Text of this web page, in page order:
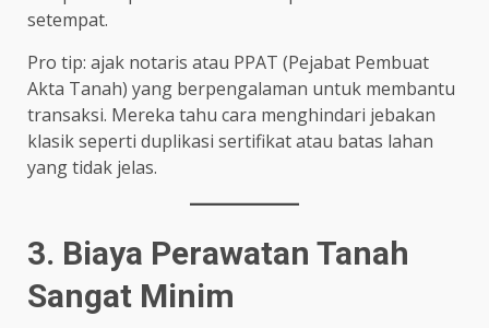
setempat.
Pro tip: ajak notaris atau PPAT (Pejabat Pembuat
Akta Tanah) yang berpengalaman untuk membantu
transaksi. Mereka tahu cara menghindari jebakan
klasik seperti duplikasi sertifikat atau batas lahan
yang tidak jelas.
3. Biaya Perawatan Tanah
Sangat Minim